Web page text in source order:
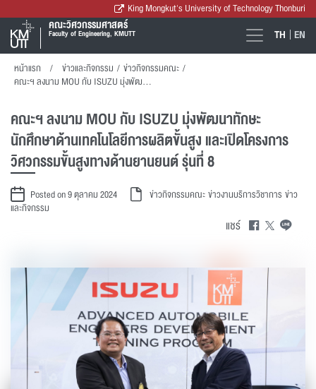
King Mongkut's University of Technology Thonburi
คณะวิศวกรรมศาสตร์
Faculty of Engineering, KMUTT TH EN
หน้าแรก ข่าวและกิจกรรม / ข่าวกิจกรรมคณะ /
คณะฯ ลงนาม MOU กับ ISUZU มุ่งพัฒนาทักษะนักศึกษาด้านเทคโนโลยีการผลิตขั้นสูง และเปิดโครงการวิศวกรรมขั้นสูงทางด้านยานยนต์ รุ่นที่ 8
คณะฯ ลงนาม MOU กับ ISUZU มุ่งพัฒนาทักษะ
นักศึกษาด้านเทคโนโลยีการผลิตขั้นสูง และเปิดโครงการ
วิศวกรรมขั้นสูงทางด้านยานยนต์ รุ่นที่ 8
Posted on 9 ตุลาคม 2024 ข่าวกิจกรรมคณะข่าวงานบริการวิชาการ ข่าว
และกิจกรรม
แชร์